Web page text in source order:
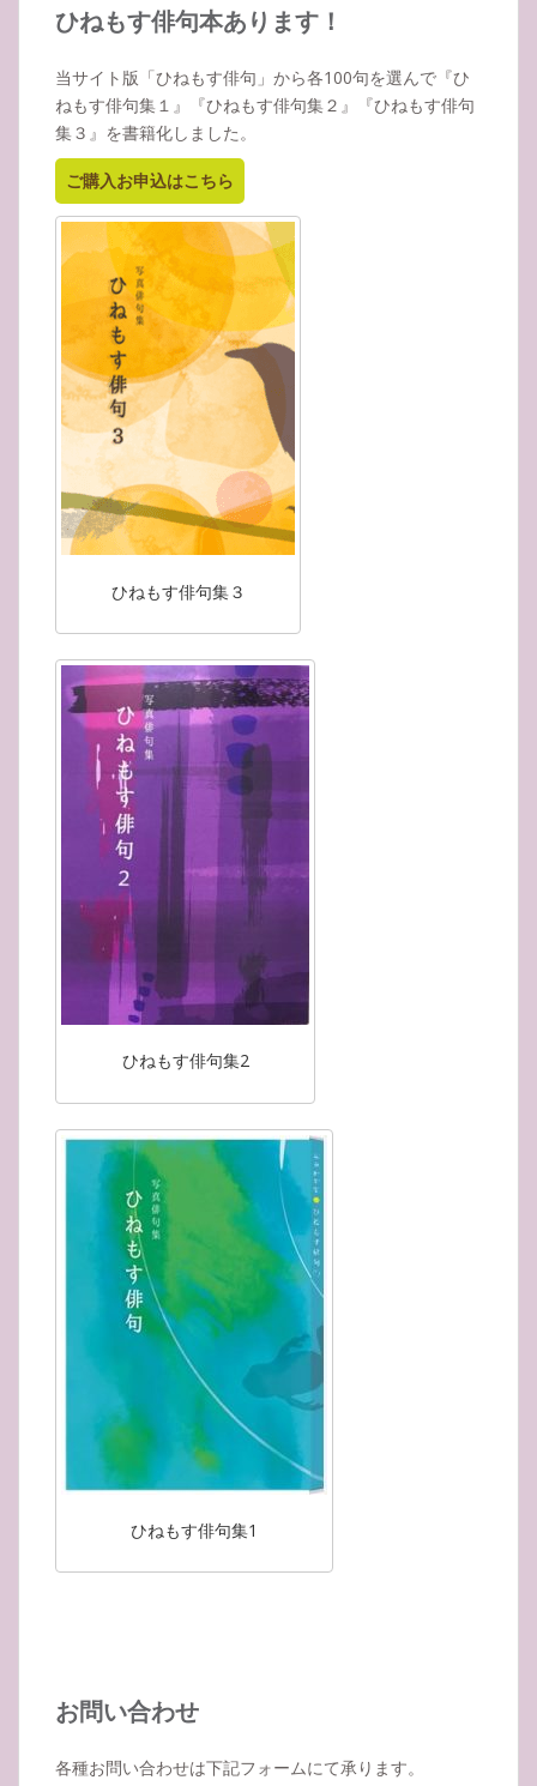
イ
ひねもす俳句本あります！
当サイト版「ひねもす俳句」から各100句を選んで『ひ
ねもす俳句集１』『ひねもす俳句集２』『ひねもす俳句
集３』を書籍化しました。
ご購入お申込はこちら
ひねもす俳句集３
ひねもす俳句集2
ひねもす俳句集1
お問い合わせ
各種お問い合わせは下記フォームにて承ります。